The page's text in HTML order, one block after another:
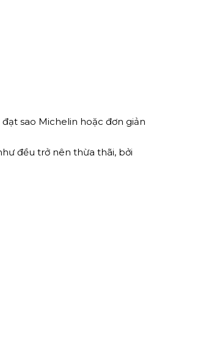
sao Michelin hoặc đơn giản
đều trở nên thừa thãi, bởi